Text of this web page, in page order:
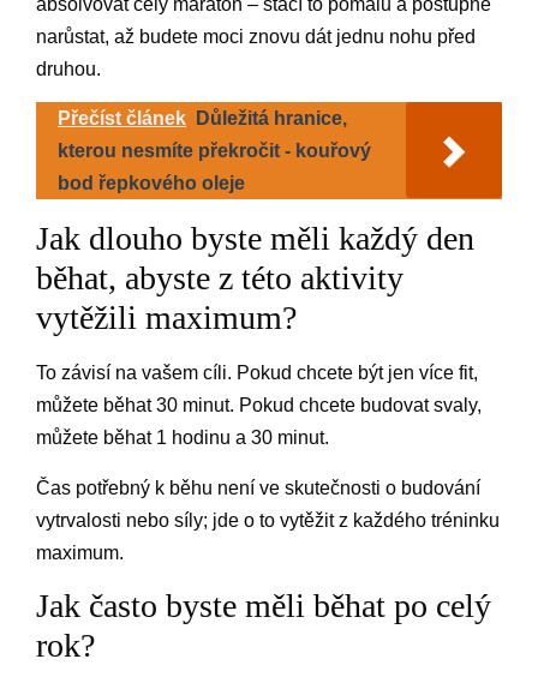
narůstat, až budete moci znovu dát jednu nohu před
druhou.
Přečíst článek
Důležitá hranice,
kterou nesmíte překročit - kouřový
bod řepkového oleje
Jak dlouho byste měli každý den
běhat, abyste z této aktivity
vytěžili maximum?
To závisí na vašem cíli. Pokud chcete být jen více fit,
můžete běhat 30 minut. Pokud chcete budovat svaly,
můžete běhat 1 hodinu a 30 minut.
Čas potřebný k běhu není ve skutečnosti o budování
vytrvalosti nebo síly; jde o to vytěžit z každého tréninku
maximum.
Jak často byste měli běhat po celý
rok?